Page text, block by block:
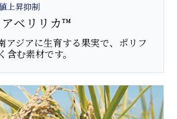
上昇抑制
ベリリカ™
アジアに生育する果実で、ポリフ
含む素材です。